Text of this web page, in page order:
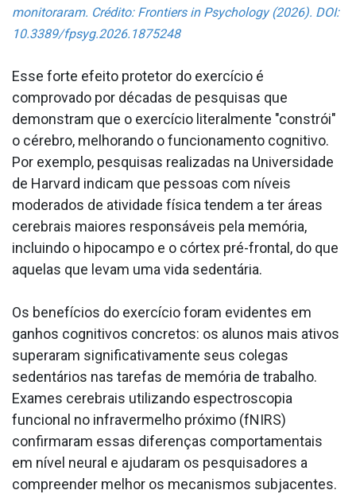
monitoraram. Crédito: Frontiers in Psychology (2026). DOI:
10.3389/fpsyg.2026.1875248
Esse forte efeito protetor do exercício é
comprovado por décadas de pesquisas que
demonstram que o exercício literalmente "constrói"
o cérebro, melhorando o funcionamento cognitivo.
Por exemplo, pesquisas realizadas na Universidade
de Harvard indicam que pessoas com níveis
moderados de atividade física tendem a ter áreas
cerebrais maiores responsáveis pela memória,
incluindo o hipocampo e o córtex pré-frontal, do que
aquelas que levam uma vida sedentária.
Os benefícios do exercício foram evidentes em
ganhos cognitivos concretos: os alunos mais ativos
superaram significativamente seus colegas
sedentários nas tarefas de memória de trabalho.
Exames cerebrais utilizando espectroscopia
funcional no infravermelho próximo (fNIRS)
confirmaram essas diferenças comportamentais
em nível neural e ajudaram os pesquisadores a
compreender melhor os mecanismos subjacentes.